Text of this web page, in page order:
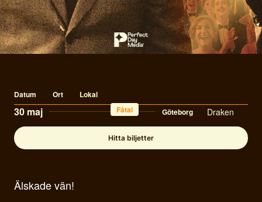
Datum Ort Lokal
30 maj Göteborg Draken
Hitta biljetter
Älskade vän!